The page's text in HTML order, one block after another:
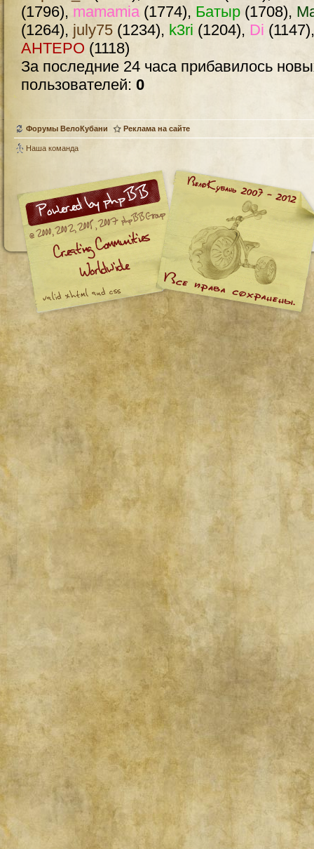
(1796), mamamia(1774), Батыр (1708),
(1264), july75 (1234), k3ri (1204), Di
AHTEPO (1118)
За последние 24 часа прибавилось
пользователей: 0
Форумы ВелоКубани Реклама на сайте
Наша команда